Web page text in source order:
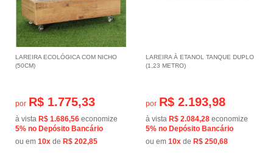
LAREIRA ECOLÓGICA COM NICHO
(50CM)
por R$ 1.775,33
à vista R$ 1.686,56 economize
5% no Depósito Bancário
ou em 10x de R$ 202,85
LAREIRA À ETANOL TANQUE DUPLO
(1,23 METRO)
por R$ 2.193,98
à vista R$ 2.084,28 economize
5% no Depósito Bancário
ou em 10x de R$ 250,68